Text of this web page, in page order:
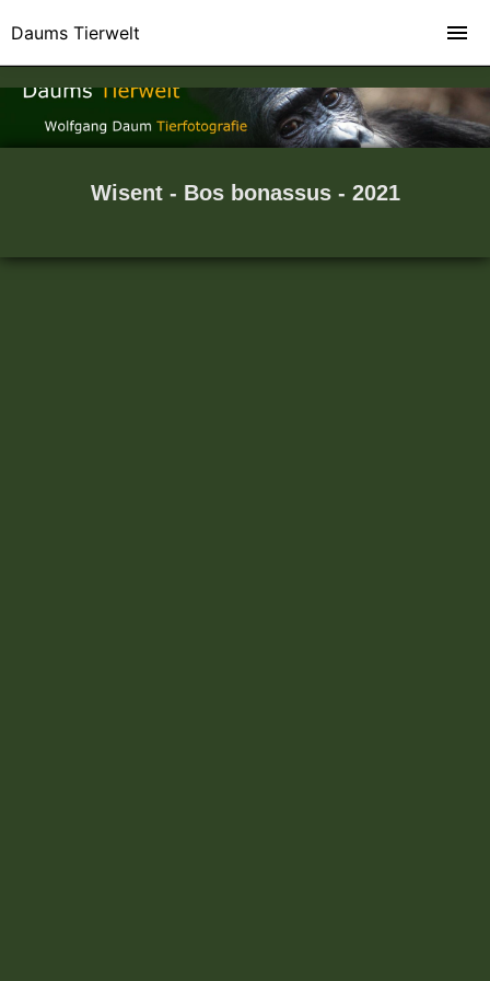
Wisent - Bos bonassus - 2021
Daums Tierwelt